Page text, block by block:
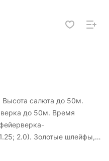
салюта до 50м.
до 50м. Время
2.0). Золотые шлейфы,
с красным, зеленым и